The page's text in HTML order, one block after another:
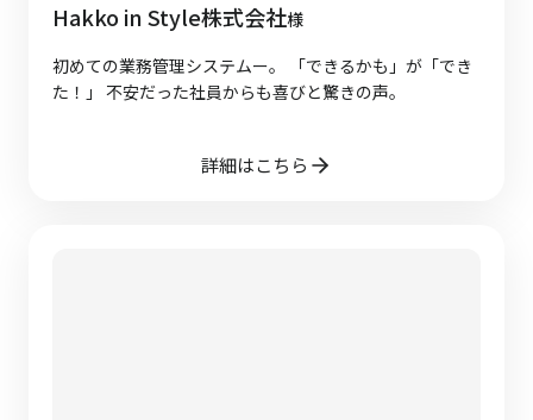
Hakko in Style株式会社様
初めての業務管理システムー。 「できるかも」が「でき
た！」 不安だった社員からも喜びと驚きの声。
詳細はこちら